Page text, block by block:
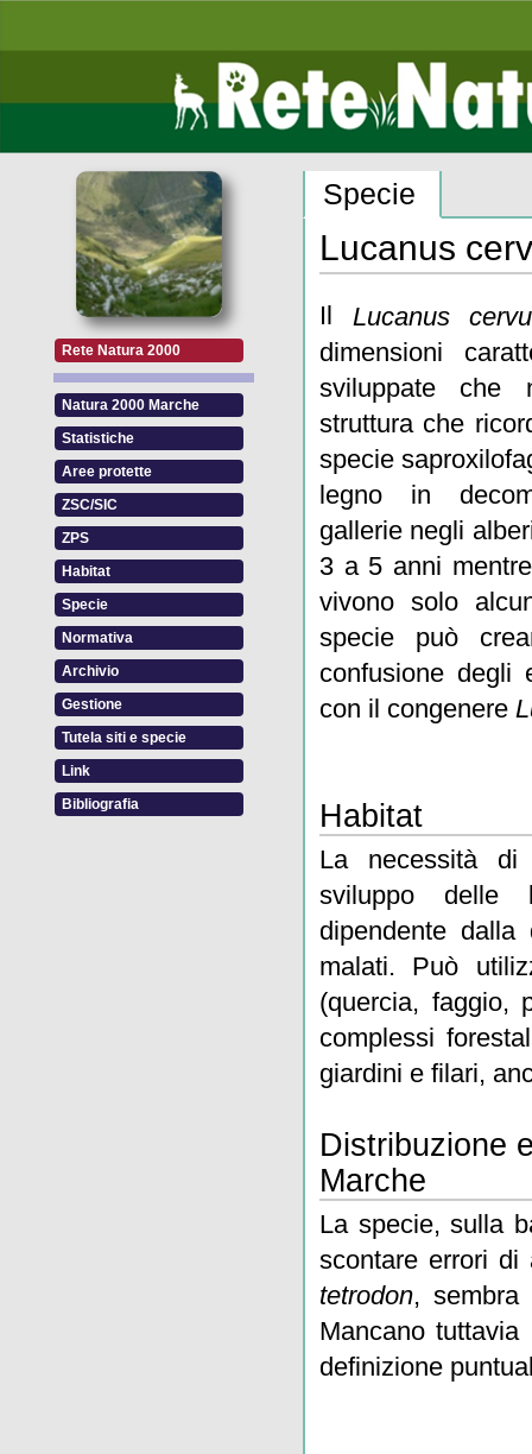
Rete Natura 2000
Natura 2000 Marche
Statistiche
Aree protette
ZSC/SIC
ZPS
Habitat
Specie
Normativa
Archivio
Gestione
Tutela siti e specie
Link
Bibliografia
Specie
Lucanus
Il Lucanus
dimensioni
sviluppate che
struttura che
specie
legno in
gallerie negli
3 a 5 anni
vivono solo
specie può
confusione degli
con il congenere
Habitat
La necessità
sviluppo delle
dipendente
malati. Può
(quercia, faggio,
complessi
giardini e filari,
Distribuzione
Marche
La specie, sulla
scontare errori
tetrodon, sembra
Mancano
definizione